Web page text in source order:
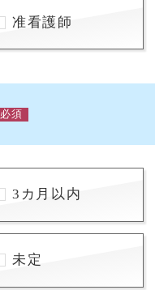
准看護師
必須
3カ月以内
未定